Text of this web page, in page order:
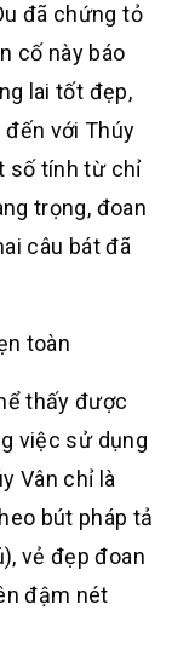
đã chứng tỏ
cố này báo
lai tốt đẹp,
với Thúy
số tính từ chỉ
trọng, đoan
câu bát đã
toàn
thấy được
việc sử dụng
Vân chỉ là
bút pháp tả
vẻ đẹp đoan
đậm nét